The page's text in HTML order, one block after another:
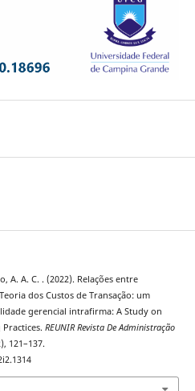
A. A. C. . (2022). Relações entre
dos Custos de Transação: um
gerencial intrafirma: A Study on
REUNIR Revista De Administração
121–137.